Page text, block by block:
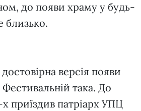
до появи храму у будь-
близько.
версія появи
така. До
приїздив патріарх УПЦ